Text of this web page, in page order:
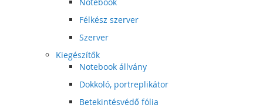
Félkész szerver
Szerver
Kiegészítők
Notebook állvány
Dokkoló, portreplikátor
Betekintésvédő fólia